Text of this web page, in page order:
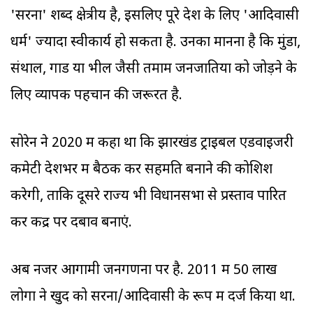
'सरना' शब्द क्षेत्रीय है, इसलिए पूरे देश के लिए 'आदिवासी
धर्म' ज्यादा स्वीकार्य हो सकता है. उनका मानना है कि मुंडा,
संथाल, गोंड या भील जैसी तमाम जनजातियों को जोड़ने के
लिए व्यापक पहचान की जरूरत है.
सोरेन ने 2020 में कहा था कि झारखंड ट्राइबल एडवाइजरी
कमेटी देशभर में बैठकें कर सहमति बनाने की कोशिश
करेगी, ताकि दूसरे राज्य भी विधानसभा से प्रस्ताव पारित
कर केंद्र पर दबाव बनाएं.
अब नजर आगामी जनगणना पर है. 2011 में 50 लाख
लोगों ने खुद को सरना/आदिवासी के रूप में दर्ज किया था.